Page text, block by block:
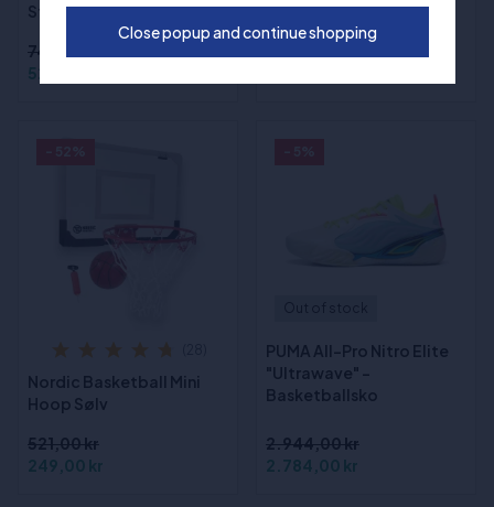
Størrelse 7
745,00 kr
521,00 kr
Nordic Basketball Mini
Hoop Sølv
521,00 kr
249,00 kr
PUMA All-Pro Nitro Elite
"Ultrawave" -
Basketballsko
2.944,00 kr
2.784,00 kr
Close popup and continue shopping